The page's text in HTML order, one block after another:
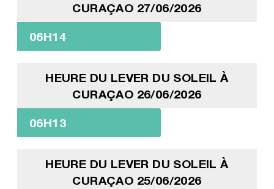
CURAÇAO 27/06/2026
06H14
HEURE DU LEVER DU SOLEIL À
CURAÇAO 26/06/2026
06H13
HEURE DU LEVER DU SOLEIL À
CURAÇAO 25/06/2026